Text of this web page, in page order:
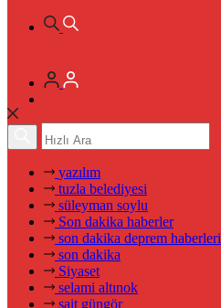
yazılım
tuzla belediyesi
süleyman soylu
Son dakika haberler
son dakika deprem haberleri
son dakika
Siyaset
selami altınok
sait güngör